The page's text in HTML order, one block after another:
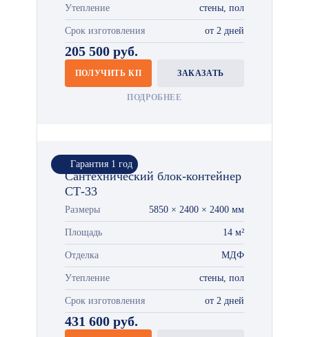
Утепление стены, пол
Срок изготовления от 2 дней
205 500 руб.
ПОЛУЧИТЬ КП ЗАКАЗАТЬ
ПОДРОБНЕЕ
Гарантия 1 год
Сантехнический блок-контейнер
СТ-33
Размеры 5850 × 2400 × 2400 мм
Площадь 14 м²
Отделка МДФ
Утепление стены, пол
Срок изготовления от 2 дней
431 600 руб.